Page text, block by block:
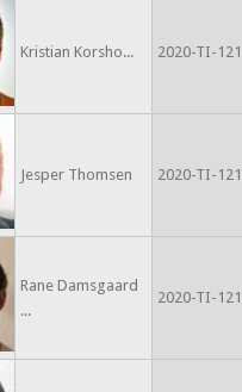
Kristian Korsho... 2020-TI-
Jesper Thomsen 2020-TI-
Rane Damsgaard
...
2020-TI-